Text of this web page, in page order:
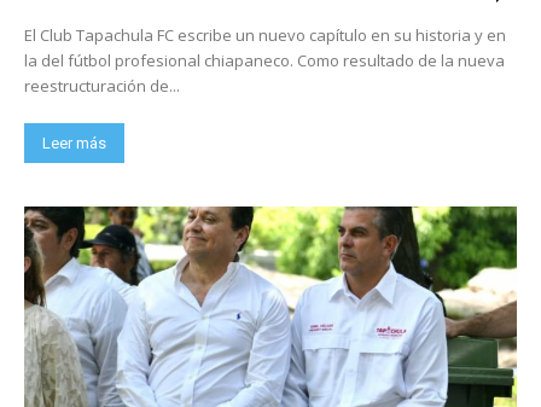
El Club Tapachula FC escribe un nuevo capítulo en su historia y en
la del fútbol profesional chiapaneco. Como resultado de la nueva
reestructuración de...
Leer más